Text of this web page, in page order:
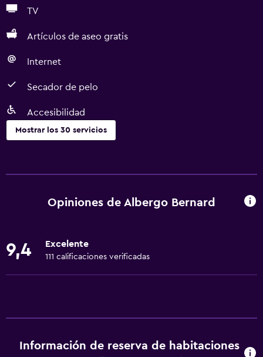
TV
Artículos de aseo gratis
Internet
Secador de pelo
Accesibilidad
Mostrar los 30 servicios
Bidé
Baño privado
Internet
Opiniones de Albergo Bernard
9,4 Excelente
111 calificaciones verificadas
Información de reserva de habitaciones